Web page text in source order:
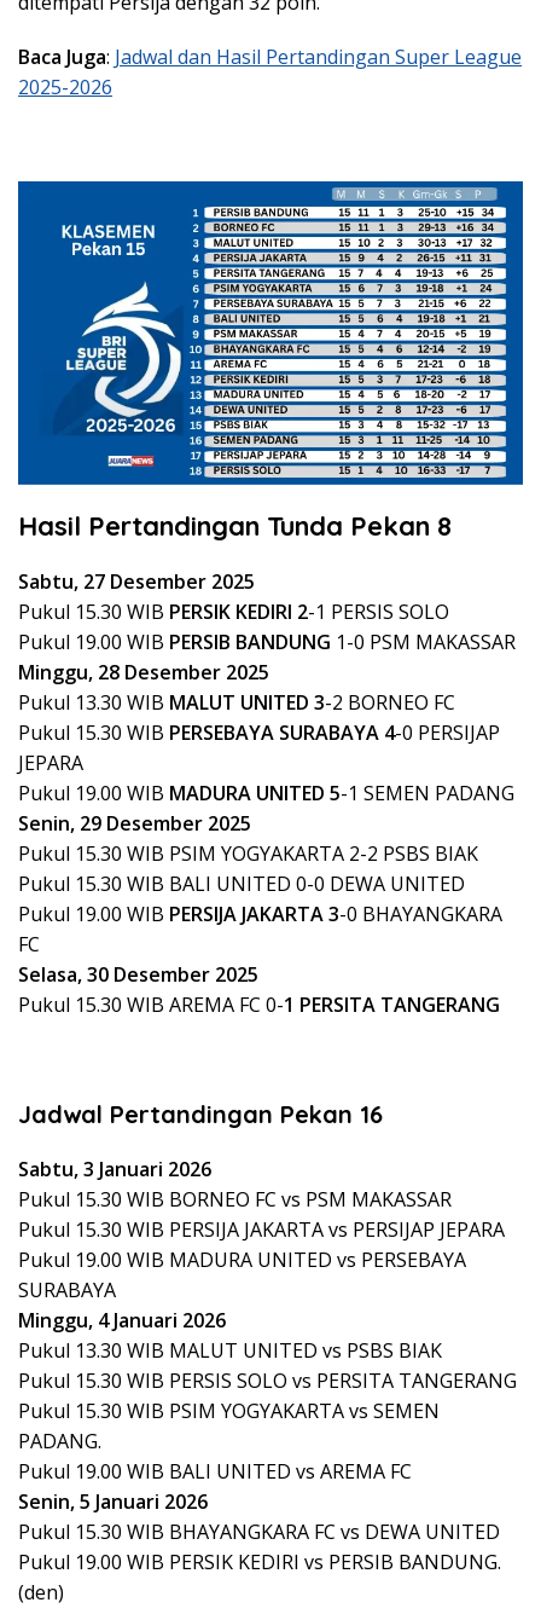
Baca Juga: Jadwal dan Hasil Pertandingan Super League
2025-2026
Hasil Pertandingan Tunda Pekan 8
Sabtu, 27 Desember 2025
Pukul 15.30 WIB PERSIK KEDIRI 2-1 PERSIS SOLO
Pukul 19.00 WIB PERSIB BANDUNG 1-0 PSM MAKASSAR
Minggu, 28 Desember 2025
Pukul 13.30 WIB MALUT UNITED 3-2 BORNEO FC
Pukul 15.30 WIB PERSEBAYA SURABAYA 4-0 PERSIJAP
JEPARA
Pukul 19.00 WIB MADURA UNITED 5-1 SEMEN PADANG
Senin, 29 Desember 2025
Pukul 15.30 WIB PSIM YOGYAKARTA 2-2 PSBS BIAK
Pukul 15.30 WIB BALI UNITED 0-0 DEWA UNITED
Pukul 19.00 WIB PERSIJA JAKARTA 3-0 BHAYANGKARA
FC
Selasa, 30 Desember 2025
Pukul 15.30 WIB AREMA FC 0-1 PERSITA TANGERANG
Jadwal Pertandingan Pekan 16
Sabtu, 3 Januari 2026
Pukul 15.30 WIB BORNEO FC vs PSM MAKASSAR
Pukul 15.30 WIB PERSIJA JAKARTA vs PERSIJAP JEPARA
Pukul 19.00 WIB MADURA UNITED vs PERSEBAYA
SURABAYA
Minggu, 4 Januari 2026
Pukul 13.30 WIB MALUT UNITED vs PSBS BIAK
Pukul 15.30 WIB PERSIS SOLO vs PERSITA TANGERANG
Pukul 15.30 WIB PSIM YOGYAKARTA vs SEMEN
PADANG.
Pukul 19.00 WIB BALI UNITED vs AREMA FC
Senin, 5 Januari 2026
Pukul 15.30 WIB BHAYANGKARA FC vs DEWA UNITED
Pukul 19.00 WIB PERSIK KEDIRI vs PERSIB BANDUNG.
(den)